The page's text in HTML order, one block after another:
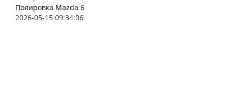
Полировка Mazda 6
2026-05-15 09:34:06